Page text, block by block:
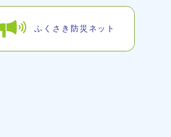
ふくさき防災ネット